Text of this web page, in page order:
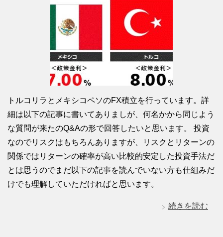
トルコリラとメキシコペソのFX積立を行っています。詳
細は以下の記事に書いてありましが、何名かから同じよう
な質問が来たのQ&Aの形で回答したいと思います。 投資
なのでリスクはもちろんありますが、リスクとリターンの
関係ではリターンの確率が高い比較的安定した投資手法だ
とは思うのでまだ以下の記事を読んでいない方も仕組みだ
けでも理解していただければと思います。
続きを読む